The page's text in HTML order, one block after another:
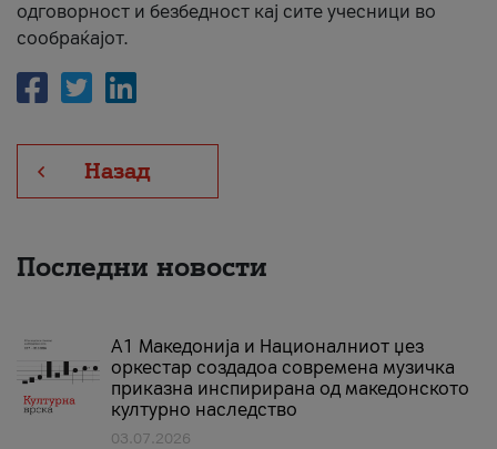
одговорност и безбедност кај сите учесници во
сообраќајот.
Назад
Последни новости
А1 Македонија и Националниот џез
оркестар создадоа современа музичка
приказна инспирирана од македонското
културно наследство
03.07.2026